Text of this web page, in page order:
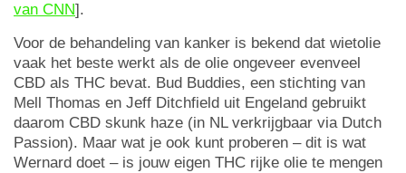
van CNN].
Voor de behandeling van kanker is bekend dat wietolie
vaak het beste werkt als de olie ongeveer evenveel
CBD als THC bevat. Bud Buddies, een stichting van
Mell Thomas en Jeff Ditchfield uit Engeland gebruikt
daarom CBD skunk haze (in NL verkrijgbaar via Dutch
Passion). Maar wat je ook kunt proberen – dit is wat
Wernard doet – is jouw eigen THC rijke olie te mengen